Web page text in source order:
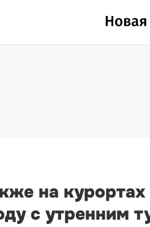
на
с утренним